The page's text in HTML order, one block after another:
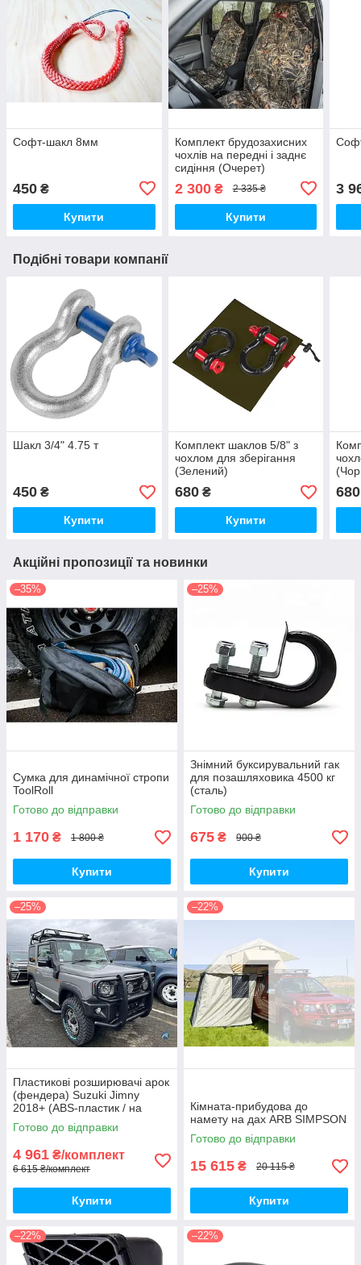
Софт-шакл 8мм
450 ₴
Купити
Комплект брудозахисних
чохлів на передні і заднє
сидіння (Очерет)
2 300₴ 2 335 ₴
Купити
3
Подібні товари компанії
Шакл 3/4" 4.75 т
450 ₴
Купити
Комплект шаклов 5/8" з
чохлом для зберігання
(Зелений)
680₴
Купити
680
Акційні пропозиції та новинки
–35%
Сумка для динамічної стропи
ToolRoll
Готово до відправки
1 170 ₴ 1 800 ₴
Купити
–25%
Знімний буксирувальний гак
для позашляховика 4500 кг
(сталь)
Готово до відправки
675 ₴ 900 ₴
Купити
–25%
Пластикові розширювачі арок
(фендера) Suzuki Jimny
2018+ (ABS-пластик / на
скотчі 3М)
Готово до відправки
4 961 ₴/комплект
6 615 ₴/комплект
Купити
–22%
Кімната-прибудова до
намету на дах ARB SIMPSON
Готово до відправки
15 615 ₴ 20 115 ₴
Купити
–22% –22%